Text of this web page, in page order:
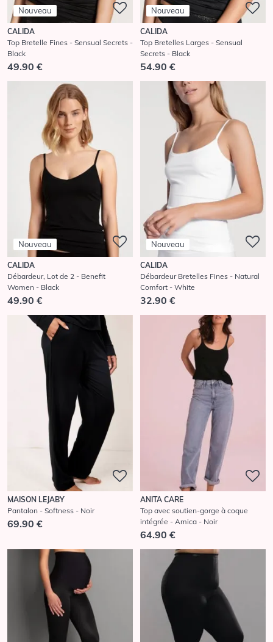
Nouveau
CALIDA
Top Bretelle Fines - Sensual Secrets -
Black
49.90 €
Nouveau
CALIDA
Top Bretelles Larges - Sensual
Secrets - Black
54.90 €
Nouveau
CALIDA
Débardeur, Lot de 2 - Benefit
Women - Black
49.90 €
Nouveau
CALIDA
Débardeur Bretelles Fines - Natural
Comfort - White
32.90 €
MAISON LEJABY
Pantalon - Softness - Noir
69.90 €
ANITA CARE
Top avec soutien-gorge à coque
intégrée - Amica - Noir
64.90 €